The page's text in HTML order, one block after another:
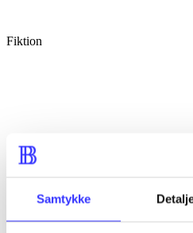
Samtykke
Fiktion